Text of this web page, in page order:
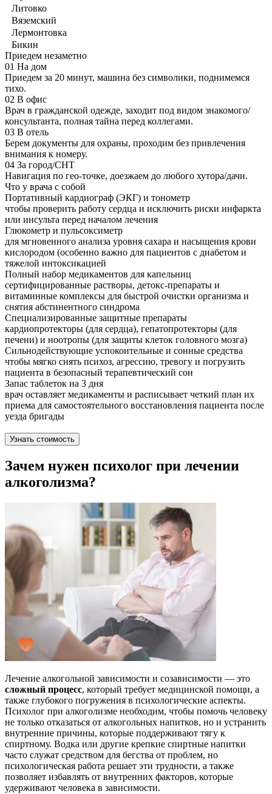
Литовко
Вяземский
Лермонтовка
Бикин
Приедем незаметно
01 На дом
Приедем за 20 минут, машина без символики, поднимемся
тихо.
02 В офис
Врач в гражданской одежде, заходит под видом знакомого/
консультанта, полная тайна перед коллегами.
03 В отель
Берем документы для охраны, проходим без привлечения
внимания к номеру.
04 За город/СНТ
Навигация по гео-точке, доезжаем до любого хутора/дачи.
Что у врача с собой
Портативный кардиограф (ЭКГ) и тонометр
чтобы проверить работу сердца и исключить риски инфаркта
или инсульта перед началом лечения
Глюкометр и пульсоксиметр
для мгновенного анализа уровня сахара и насыщения крови
кислородом (особенно важно для пациентов с диабетом и
тяжелой интоксикацией
Полный набор медикаментов для капельниц
сертифицированные растворы, детокс-препараты и
витаминные комплексы для быстрой очистки организма и
снятия абстинентного синдрома
Специализированные защитные препараты
кардиопротекторы (для сердца), гепатопротекторы (для
печени) и ноотропы (для защиты клеток головного мозга)
Сильнодействующие успокоительные и сонные средства
чтобы мягко снять психоз, агрессию, тревогу и погрузить
пациента в безопасный терапевтический сон
Запас таблеток на 3 дня
врач оставляет медикаменты и расписывает четкий план их
приема для самостоятельного восстановления пациента после
уезда бригады
Узнать стоимость
Зачем нужен психолог при лечении
алкоголизма?
Лечение алкогольной зависимости и созависимости — это
сложный процесс, который требует медицинской помощи, а
также глубокого погружения в психологические аспекты.
Психолог при алкоголизме необходим, чтобы помочь человеку
не только отказаться от алкогольных напитков, но и устранить
внутренние причины, которые поддерживают тягу к
спиртному. Водка или другие крепкие спиртные напитки
часто служат средством для бегства от проблем, но
психологическая работа решает эти трудности, а также
позволяет избавлять от внутренних факторов, которые
удерживают человека в зависимости.